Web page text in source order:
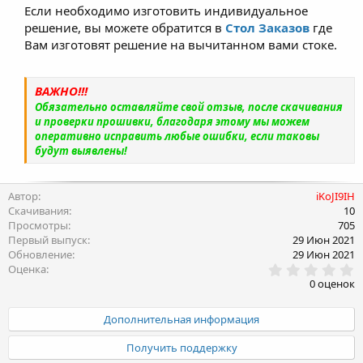
7–15% и зависит от состояния двигателя,
условий эксплуатации и типа
используемого топлива.
Если необходимо изготовить индивидуальное
решение, вы можете обратится в Стол Заказов где
Вам изготовят решение на вычитанном вами стоке.
ВАЖНО!!!
Обязательно оставляйте свой отзыв, после скачивания
и проверки прошивки, благодаря этому мы можем
оперативно исправить любые ошибки, если таковы
будут выявлены!
Автор
iKoJI9IH
Скачивания
10
Просмотры
705
Первый выпуск
29 Июн 2021
Обновление
29 Июн 2021
Оценка
.
0
0
в
ё
з
0 оценок
Дополнительная информация
Получить поддержку